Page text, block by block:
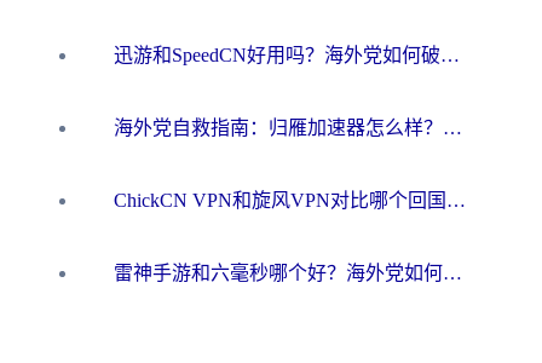
迅游和SpeedCN好用吗？海外党如何破解那道看不见的墙
海外党自救指南：归雁加速器怎么样？教你避开坑实现国内资源无缝访问
ChickCN VPN和旋风VPN对比哪个回国效果更好？海外用户的选择困境与出路
雷神手游和六毫秒哪个好？海外党如何真正解锁国内资源